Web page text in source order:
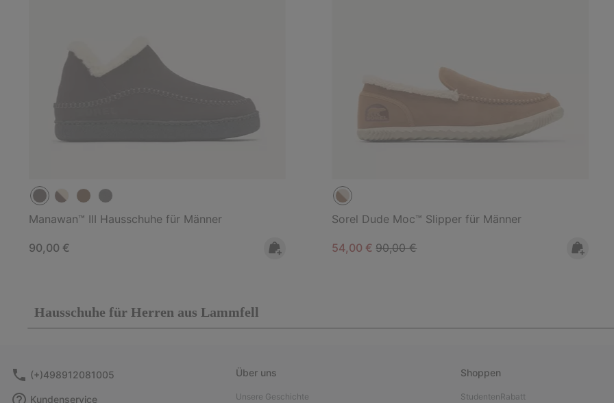
Manawan™ III Hausschuhe für Männer
Regular price:
90,00 €
Sorel Dude Moc™ Slipper für Männer
Sale price:
54,00 €Regular price:
90,00 €
Hausschuhe für Herren aus Lammfell
(+)498912081005
Kundenservice
Über uns
Unsere Geschichte
Shoppen
StudentenRabatt